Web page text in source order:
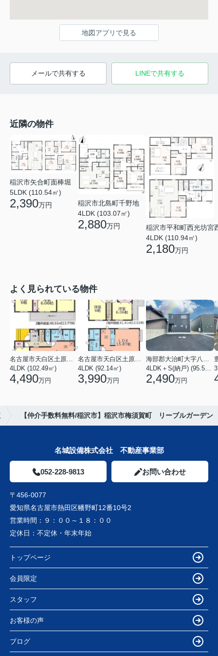
地図アプリで見る
メールで共有する LINEで共有する
近隣の物件
稲沢市矢合町面棒堀
5LDK (110.54㎡)
2,390万円
稲沢市北島町千野地
4LDK (103.07㎡)
2,880万円
稲沢市平和町西光坊宮
4LDK (110.94㎡)
2,180万円
よく見られている物件
名古屋市天白区土原３丁目
4LDK (102.49㎡)
4,490万円
名古屋市天白区土原３丁目
4LDK (92.14㎡)
3,990万円
海部郡大治町大字八ツ屋字裏畑
4LDK＋S(納戸) (95.57㎡)
2,490万円
【仲介手数料無料/稲沢市】稲沢市梅須賀町 リーブルガーデン
名城設備株式会社 不動産事業部
052-228-9813 お問い合わせ
〒456-0077
愛知県名古屋市熱田区幡野町12番10号2
営業時間： ９：００～１８：００
定休日： 不定休・年末年始
トップページ
会員限定
スタッフ
お客様の声
ブログ